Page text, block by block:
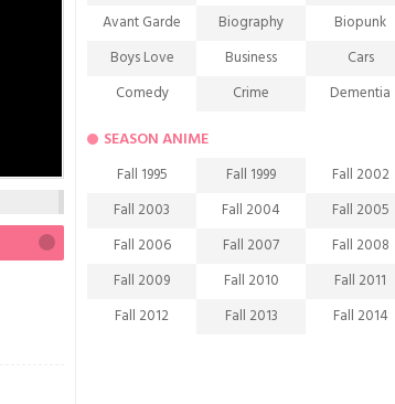
Avant Garde
Biography
Biopunk
Boys Love
Business
Cars
Comedy
Crime
Dementia
Demons
Drama
Ecchi
Extreme sports
Family
Fantasy
Food
Friendship
Game
Gourmet
Harem
Historical
History
Horror
Investigation
Josei
SEASON ANIME
Fall 1995 Fall 1999
Fall 2002
Fall 2003
Fall 2004
Fall 2005
Fall 2006
Fall 2007
Fall 2008
Fall 2009
Fall 2010
Fall 2011
Fall 2012
Fall 2013
Fall 2014